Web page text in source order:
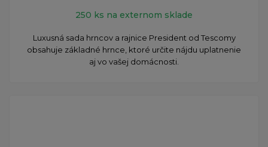
250 ks na externom sklade
Luxusná sada hrncov a rajnice President od Tescomy
obsahuje základné hrnce, ktoré určite nájdu uplatnenie
aj vo vašej domácnosti.